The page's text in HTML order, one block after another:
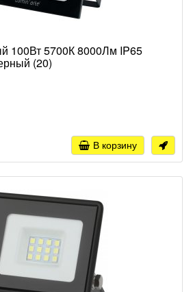
100Вт 5700К 8000Лм IP65
(20)
В корзину